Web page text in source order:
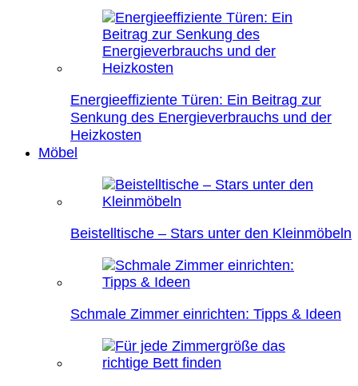
Energieeffiziente Türen: Ein Beitrag zur
Senkung des Energieverbrauchs und der
Heizkosten
Möbel
Beistelltische – Stars unter den Kleinmöbeln
Schmale Zimmer einrichten: Tipps & Ideen